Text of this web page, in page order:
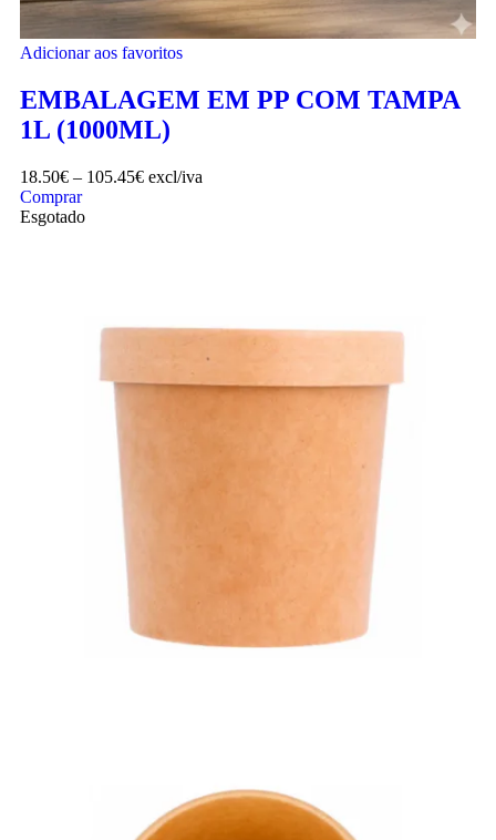
Adicionar aos favoritos
EMBALAGEM EM PP COM TAMPA
1L (1000ML)
18.50€ – 105.45€ excl/iva
Comprar
Esgotado